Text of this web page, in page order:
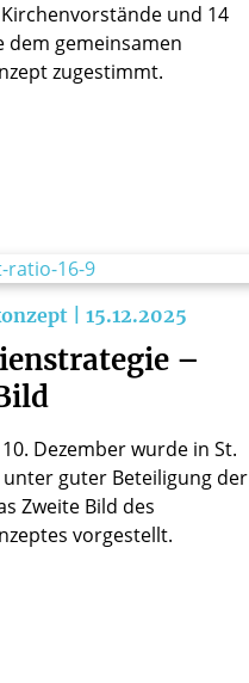
und 14
dem gemeinsamen
zugestimmt.
| 15.12.2025
–
Dezember wurde in St.
unter guter Beteiligung der
Zweite Bild des
vorgestellt.